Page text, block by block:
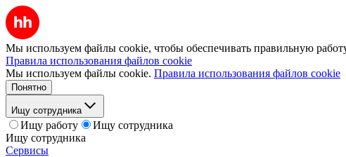
Мы используем файлы cookie, чтобы обеспечивать правильную
Правила использования файлов cookie
Мы используем файлы cookie. Правила использования файлов cookie
Понятно
Ищу сотрудника
Ищу работу
Ищу сотрудника
Ищу сотрудника
Сервисы